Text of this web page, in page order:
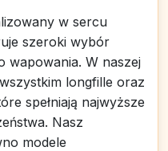
w sercu
szeroki wybór
wapowania. W naszej
longfille oraz
spełniają najwyższe
Nasz
modele